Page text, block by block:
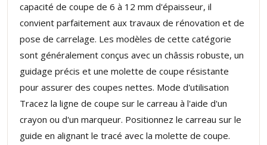
capacité de coupe de 6 à 12 mm d'épaisseur, il
convient parfaitement aux travaux de rénovation et de
pose de carrelage. Les modèles de cette catégorie
sont généralement conçus avec un châssis robuste, un
guidage précis et une molette de coupe résistante
pour assurer des coupes nettes. Mode d'utilisation
Tracez la ligne de coupe sur le carreau à l'aide d'un
crayon ou d'un marqueur. Positionnez le carreau sur le
guide en alignant le tracé avec la molette de coupe.